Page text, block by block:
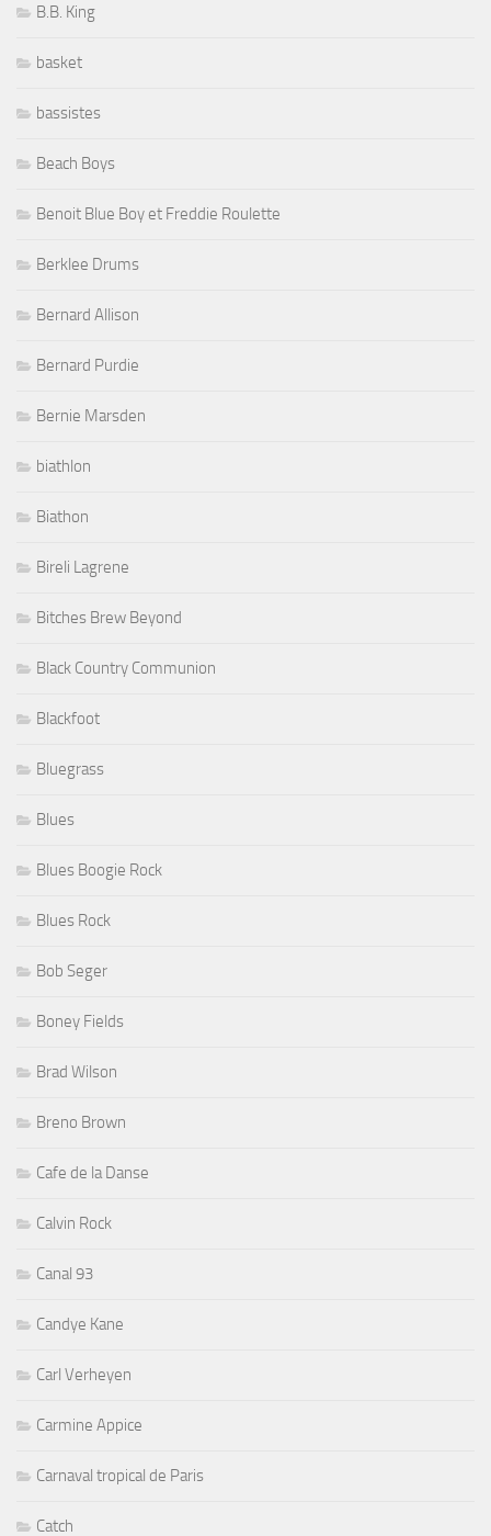
B.B. King
basket
bassistes
Beach Boys
Benoit Blue Boy et Freddie Roulette
Berklee Drums
Bernard Allison
Bernard Purdie
Bernie Marsden
biathlon
Biathon
Bireli Lagrene
Bitches Brew Beyond
Black Country Communion
Blackfoot
Bluegrass
Blues
Blues Boogie Rock
Blues Rock
Bob Seger
Boney Fields
Brad Wilson
Breno Brown
Cafe de la Danse
Calvin Rock
Canal 93
Candye Kane
Carl Verheyen
Carmine Appice
Carnaval tropical de Paris
Catch